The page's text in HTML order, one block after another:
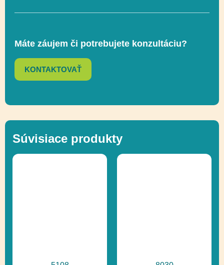
Funkčnosť
Máte záujem či potrebujete konzultáciu?
KONTAKTOVAŤ
Súvisiace produkty